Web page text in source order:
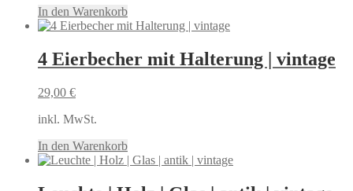
In den Warenkorb
4 Eierbecher mit Halterung | vintage
29,00 €
inkl. MwSt.
In den Warenkorb